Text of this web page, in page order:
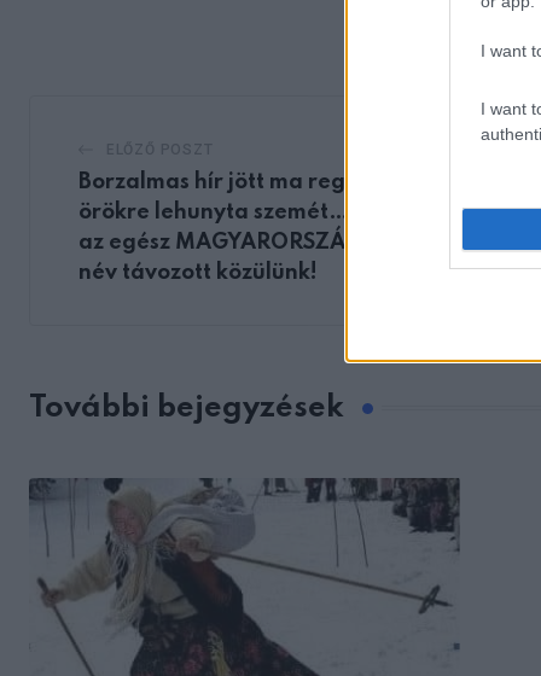
I want
I want
Borzalmas hír jött ma reggelre– éjszaka
örökre lehunyta szemét… Gyászba borult
az egész MAGYARORSZÁG! Hatalmas
név távozott közülünk!
További bejegyzések